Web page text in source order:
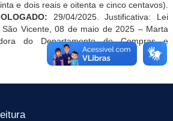
e dois reais e oitenta e cinco centavos).
29/04/2025.Justificativa: Lei
Vicente, 08 de maio de 2025 – Marta
do Departamento de Compras e